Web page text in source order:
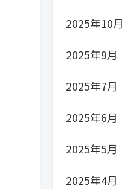
2025年10月
2025年9月
2025年7月
2025年6月
2025年5月
2025年4月